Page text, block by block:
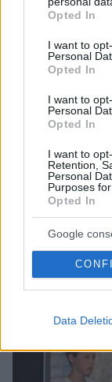
grant or deny
use your data
consent section.
Opted In
I want to
Personal
Opted In
I want to
Personal
Opted In
I want to
Retention,
Personal
Purposes
Opted In
Google
Data
Με «Δούρειο
φιάσκο του
πάρουν τον
πριν 20 λεπτά
Οκτώ
παράξενες
πριν 20 λεπτά
«Έχουμε και
πριν 24 λεπτά
ΔΕΙΤΕ ΟΛΕΣ
ΤΑ ΠΙΟ